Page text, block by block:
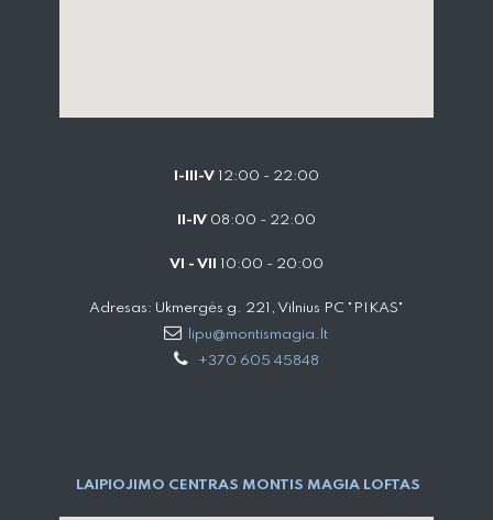
I-III-V 12:00 - 22:00
II-IV 08:00 - 22:00
VI - VII 10:00 - 20:00
Adresas: Ukmergės g. 221, Vilnius PC "PIKAS"
lipu@montismagia.lt
+370 605 45848
LAIPIOJIMO CENTRAS MONTIS MAGIA LOFTAS